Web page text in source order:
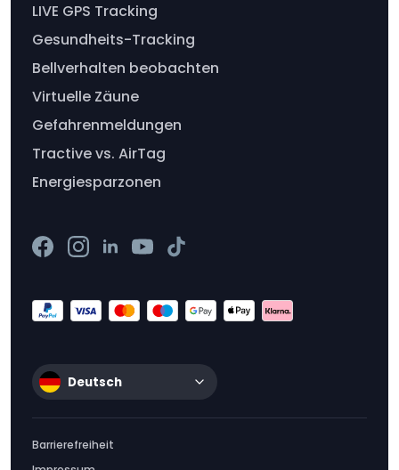
LIVE GPS Tracking
Gesundheits-Tracking
Bellverhalten beobachten
Virtuelle Zäune
Gefahrenmeldungen
Tractive vs. AirTag
Energiesparzonen
Deutsch
Barrierefreiheit